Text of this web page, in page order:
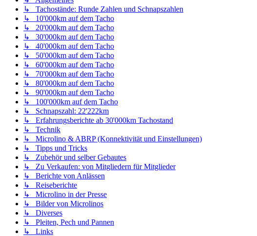
↳ Tachostände: Runde Zahlen und Schnapszahlen
↳ 10'000km auf dem Tacho
↳ 20'000km auf dem Tacho
↳ 30'000km auf dem Tacho
↳ 40'000km auf dem Tacho
↳ 50'000km auf dem Tacho
↳ 60'000km auf dem Tacho
↳ 70'000km auf dem Tacho
↳ 80'000km auf dem Tacho
↳ 90'000km auf dem Tacho
↳ 100'000km auf dem Tacho
↳ Schnapszahl: 22'222km
↳ Erfahrungsberichte ab 30'000km Tachostand
↳ Technik
↳ Microlino & ABRP (Konnektivität und Einstellungen)
↳ Tipps und Tricks
↳ Zubehör und selber Gebautes
↳ Zu Verkaufen: von Mitgliedern für Mitglieder
↳ Berichte von Anlässen
↳ Reiseberichte
↳ Microlino in der Presse
↳ Bilder von Microlinos
↳ Diverses
↳ Pleiten, Pech und Pannen
↳ Links